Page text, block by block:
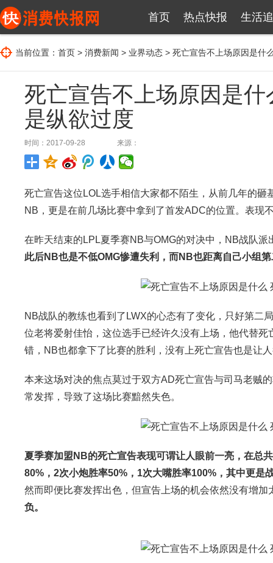
首页 热点快报 生活
当前位置： 首页 > 消费新闻 > 业界动态 > 死亡宣告不上场原因是什
死亡宣告不上场原因是
是纵欲过度
时间：2017-09-28 来源：
死亡宣告这位LOL选手相信大家都不陌生，从前几年的
NB，更是在前几场比赛中拿到了首发ADC的位置。表现
在昨天结束的LPL夏季赛NB与OMG的对决中，NB战队派
此后NB也是不低OMG惨遭失利，而NB也距离自己小组
NB战队的教练也看到了LWX的心态有了变化，只好第二
位老将爱射佳怡，这位选手已经许久没有上场，他代替
错，NB也都拿下了比赛的胜利，没有上死亡宣告也是让
本来这场对决的焦点莫过于双方AD死亡宣告与司马老贼
常发挥，导致了这场比赛黯然失色。
夏季赛加盟NB的死亡宣告表现可谓让人眼前一亮，在总
80%，2次小炮胜率50%，1次大嘴胜率100%，其中更是
然而即便比赛发挥出色，但宣告上场的机会依然没有增加
负。